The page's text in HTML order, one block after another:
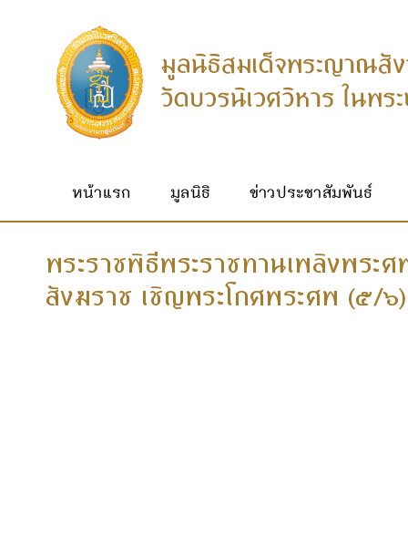
หน้าแรก มูลนิธิ ข่าวประชาสัมพันธ์
พระราชพิธีพระราชทานเพลิงพระศ
สังฆราช เชิญพระโกศพระศพ (๕/